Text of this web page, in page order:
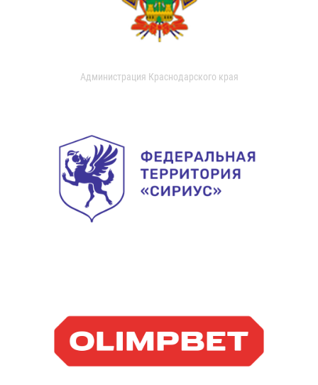
Администрация Краснодарского края